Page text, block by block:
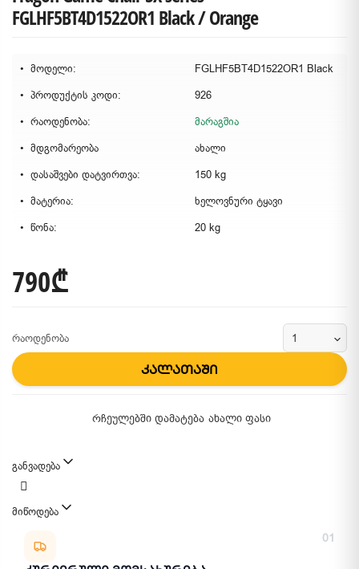
FGLHF5BT4D1522OR1 Black / Orange
მოდელი:
FGLHF5BT4D1522OR1 Black
პროდუქტის კოდი:
926
რაოდენობა:
მარაგშია
მდგომარეობა
ახალი
დასაშვები დატვირთვა:
150 kg
მატერია:
ხელოვნური ტყავი
წონა:
20 kg
790₾
რაოდენობა
კალათაში
რჩეულებში დამატება ახალი ფასი
განვადება
მიწოდება
01